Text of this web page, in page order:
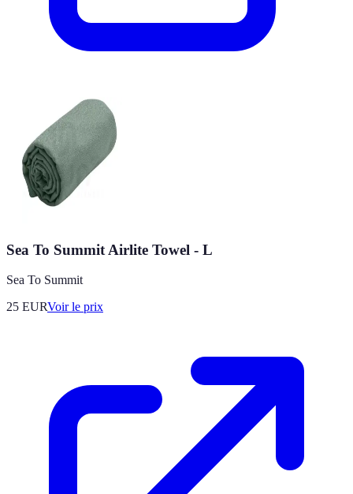
Sea To Summit Airlite Towel - L
Sea To Summit
25 EURVoir le prix